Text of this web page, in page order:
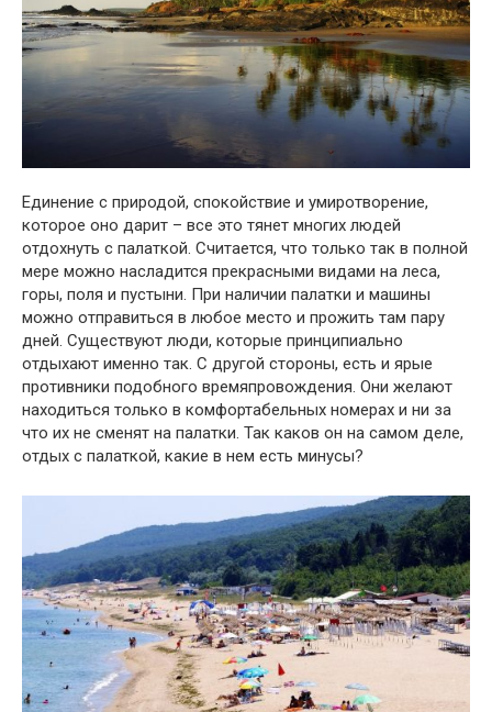
Единение с природой, спокойствие и умиротворение,
которое оно дарит – все это тянет многих людей
отдохнуть с палаткой. Считается, что только так в полной
мере можно насладится прекрасными видами на леса,
горы, поля и пустыни. При наличии палатки и машины
можно отправиться в любое место и прожить там пару
дней. Существуют люди, которые принципиально
отдыхают именно так. С другой стороны, есть и ярые
противники подобного времяпровождения. Они желают
находиться только в комфортабельных номерах и ни за
что их не сменят на палатки. Так каков он на самом деле,
отдых с палаткой, какие в нем есть минусы?